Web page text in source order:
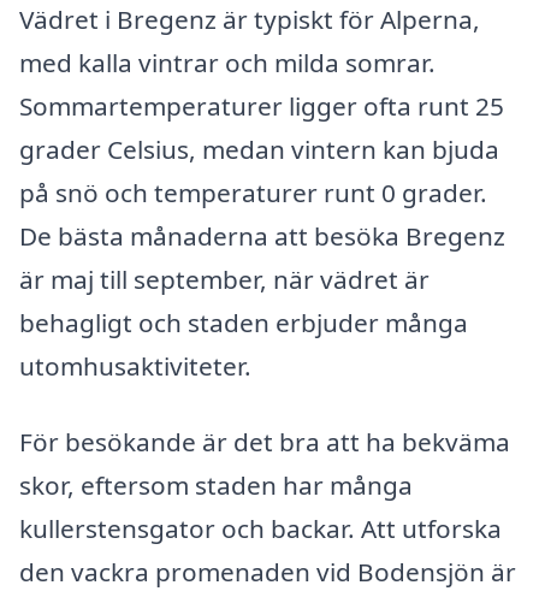
Vädret i Bregenz är typiskt för Alperna,
med kalla vintrar och milda somrar.
Sommartemperaturer ligger ofta runt 25
grader Celsius, medan vintern kan bjuda
på snö och temperaturer runt 0 grader.
De bästa månaderna att besöka Bregenz
är maj till september, när vädret är
behagligt och staden erbjuder många
utomhusaktiviteter.
För besökande är det bra att ha bekväma
skor, eftersom staden har många
kullerstensgator och backar. Att utforska
den vackra promenaden vid Bodensjön är